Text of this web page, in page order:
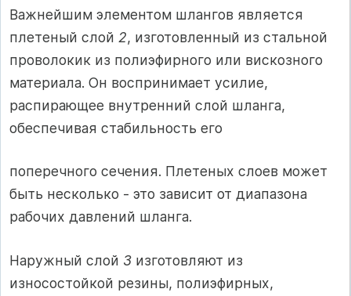
Важнейшим элементом шлангов является
плетеный слой 2, изготовленный из стальной
проволокик из полиэфирного или вискозного
материала. Он воспринимает усилие,
распирающее внутренний слой шланга,
обеспечивая стабильность его
поперечного сечения. Плетеных слоев может
быть несколько - это зависит от диапазона
рабочих давлений шланга.
Наружный слой 3 изготовляют из
износостойкой резины, полиэфирных,